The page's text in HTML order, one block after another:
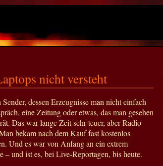
nicht versteht
dessen Erzeugnisse man nicht einfach
eine Zeitung oder etwas, das man gesehen
Das war lange Zeit sehr teuer, aber Radio
bekam nach dem Kauf fast kostenlos
Und es war von Anfang an ein extrem
– und ist es, bei Live-Reportagen, bis heute.